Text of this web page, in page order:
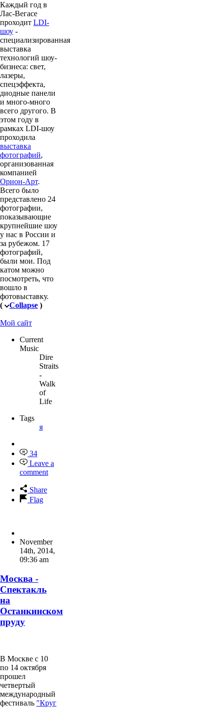
Каждый год в
Лас-Вегасе
проходит LDI-
шоу -
специализированная
выставка
технологий шоу-
бизнеса: свет,
лазеры,
спецэффекта,
диодные панели
и много-много
всего другого. В
этом году в
рамках LDI-шоу
проходила
выставка
фотографий,
организованная
компанией
Орион-Арт.
Всего было
представлено 24
фотографии,
показывающие
крупнейшие шоу
у нас в России и
за рубежом. 17
фотографий,
были мои. Под
катом можно
посмотреть, что
вошло в
фотовыставку.
(
Collapse )
Мой сайт
Current
Music
Dire
Straits
-
Walk
of
Life
Tags
я
34
Leave a
comment
Share
Flag
November
14th, 2014,
09:36 am
Москва -
Спектакль
на
Останкинском
пруду
В Москве с 10
по 14 октября
прошел
четвертый
международный
фестиваль "Круг